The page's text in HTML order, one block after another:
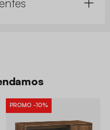
PROMO -10%